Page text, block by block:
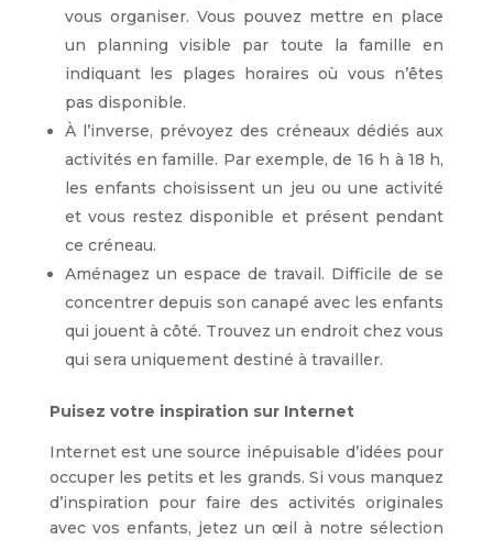
vous organiser. Vous pouvez mettre en place
un planning visible par toute la famille en
indiquant les plages horaires où vous n’êtes
pas disponible.
À l’inverse, prévoyez des créneaux dédiés aux
activités en famille. Par exemple, de 16 h à 18 h,
les enfants choisissent un jeu ou une activité
et vous restez disponible et présent pendant
ce créneau.
Aménagez un espace de travail. Difficile de se
concentrer depuis son canapé avec les enfants
qui jouent à côté. Trouvez un endroit chez vous
qui sera uniquement destiné à travailler.
Puisez votre inspiration sur Internet
Internet est une source inépuisable d’idées pour
occuper les petits et les grands. Si vous manquez
d’inspiration pour faire des activités originales
avec vos enfants, jetez un œil à notre sélection